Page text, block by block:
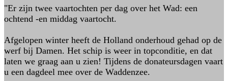
"Er zijn twee vaartochten per dag over het Wad: een
ochtend -en middag vaartocht.
Afgelopen winter heeft de Holland onderhoud gehad op de
werf bij Damen. Het schip is weer in topconditie, en dat
laten we graag aan u zien! Tijdens de donateursdagen vaart
u een dagdeel mee over de Waddenzee.